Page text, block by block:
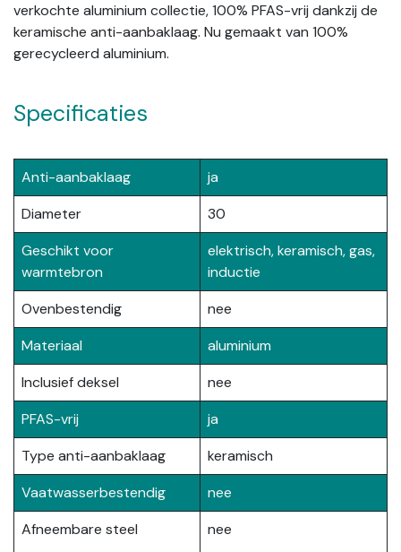
verkochte aluminium collectie, 100% PFAS-vrij dankzij de
keramische anti-aanbaklaag. Nu gemaakt van 100%
gerecycleerd aluminium.
Specificaties
Anti-aanbaklaag
ja
Diameter
30
Geschikt voor
warmtebron
elektrisch, keramisch, gas,
inductie
Ovenbestendig
nee
Materiaal
aluminium
Inclusief deksel
nee
PFAS-vrij
ja
Type anti-aanbaklaag
keramisch
Vaatwasserbestendig
nee
Afneembare steel
nee